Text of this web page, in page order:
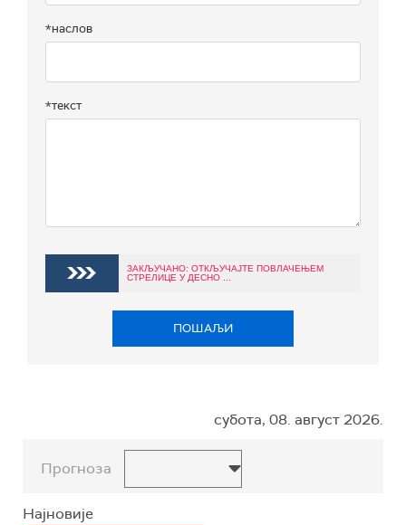
*наслов
*текст
ЗАКЉУЧАНО: ОТКЉУЧАЈТЕ ПОВЛАЧЕЊЕМ
СТРЕЛИЦЕ У ДЕСНО ...
ПОШАЉИ
субота, 08. август 2026.
Прогноза
Најновије